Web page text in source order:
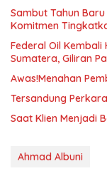
Sambut Tahun Baru Islam
Komitmen
Federal Oil Kembali
Sumatera, Giliran
Awas!Menahan
Tersandung
Saat Klien Menjadi
Ahmad Albuni